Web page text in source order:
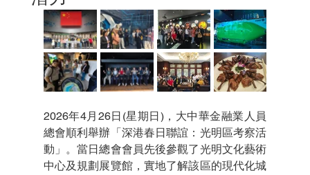
2026年4月26日(星期日)，大中華金融業人員
總會順利舉辦「深港春日聯誼：光明區考察活
動」。當日總會會員先後參觀了光明文化藝術
中心及規劃展覽館，實地了解該區的現代化城